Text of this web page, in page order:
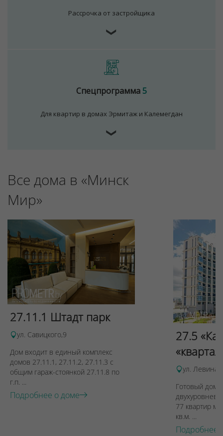
Рассрочка от застройщика
❯
Спецпрограмма5
Для квартир в домах Эрмитаж и Калемегдан
❯
Все дома в «Минск
Мир»
27.11.1 Штадт парк
ул. Савицкого,9
Дом входит в единый комплекс
домов 27.11.1, 27.11.2, 27.11.3 с
общим гараж-стоянкой 27.11.8 по
г.п. ...
Подробнее о доме
27.5
ул. Левина,
Готовый дом
77 квартир
кв.м. ...
Подробнее